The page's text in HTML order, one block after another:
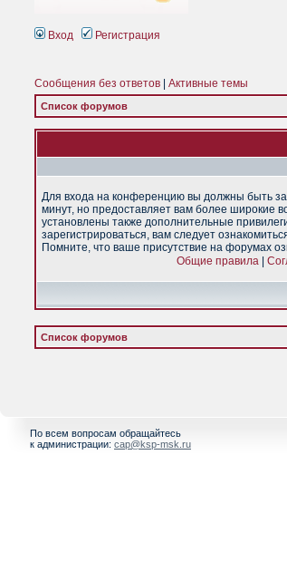
Вход Регистрация
Сообщения без ответов Активные темы
Список форумов
Для входа на конференцию вы должны быть
минут, но предоставляет вам более широкие
установлены также дополнительные
зарегистрироваться, вам следует
Помните, что ваше присутствие на форумах
Общие правила
Список форумов
По всем вопросам обращайтесь
к администрации: cap@ksp-msk.ru